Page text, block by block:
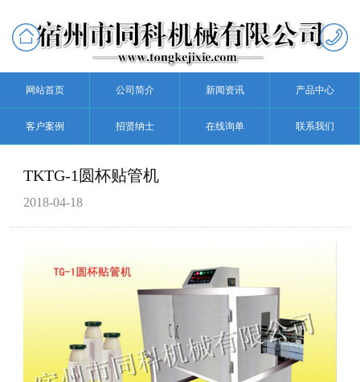
网站首页 公司简介 新闻资讯 产品中心
客户案例 招贤纳士 在线询单 联系我们
TKTG-1圆杯贴管机
2018-04-18